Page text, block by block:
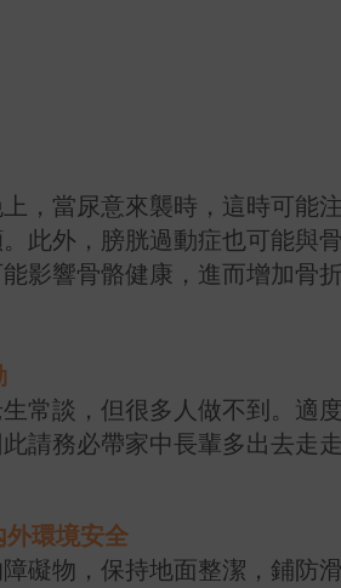
，當尿意來襲時，這時可能
此外，膀胱過動症也可能與
影響骨骼健康，進而增加骨
常談，但很多人做不到。適
請務必帶家中長輩多出去走
外環境安全
礙物，保持地面整潔，鋪防